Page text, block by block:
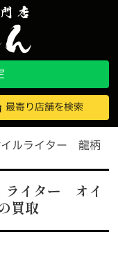
最寄り店舗を検索
ルライター 龍柄
イター オイ
買取